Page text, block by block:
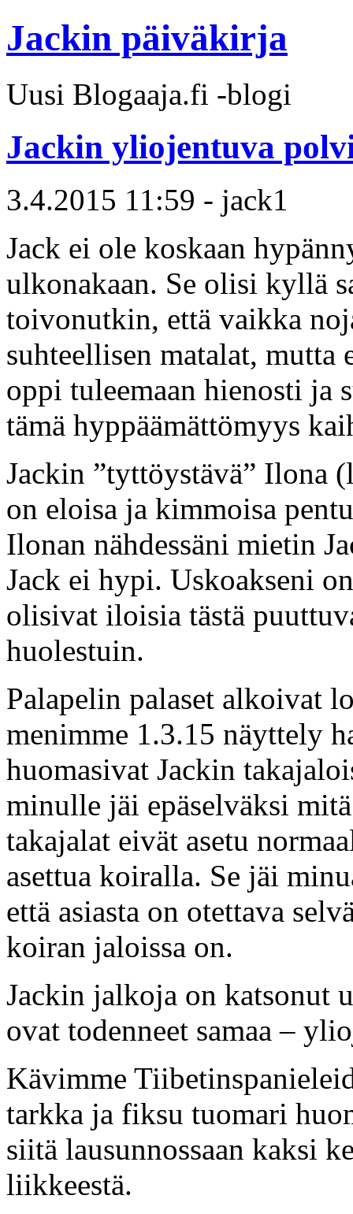
Jackin päiväkirja
Uusi Blogaaja.fi -blogi
Jackin yliojentuva
3.4.2015 11:59 - jack1
Jack ei ole koskaan
ulkonakaan. Se olisi kyllä
toivonutkin, että vaikka
suhteellisen matalat,
oppi tuleemaan hienosti ja
tämä hyppäämättömyys
Jackin ”tyttöystävä” Ilona
on eloisa ja kimmoisa
Ilonan nähdessäni mietin
Jack ei hypi. Uskoakseni
olisivat iloisia tästä
huolestuin.
Palapelin palaset alkoivat
menimme 1.3.15 näyttely
huomasivat Jackin
minulle jäi epäselväksi
takajalat eivät asetu
asettua koiralla. Se jäi
että asiasta on otettava
koiran jaloissa on.
Jackin jalkoja on katsonut
ovat todenneet samaa –
Kävimme
tarkka ja fiksu tuomari
siitä lausunnossaan kaksi
liikkeestä.